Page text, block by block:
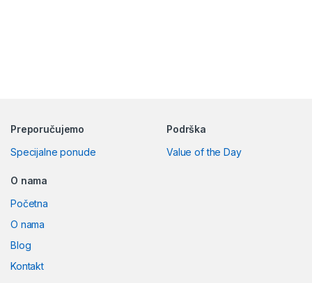
Preporučujemo
Specijalne ponude
Podrška
Value of the Day
O nama
Početna
O nama
Blog
Kontakt